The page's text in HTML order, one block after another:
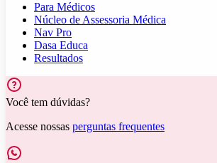
Para Médicos
Núcleo de Assessoria Médica
Nav Pro
Dasa Educa
Resultados
Você tem dúvidas?
Acesse nossas perguntas frequentes